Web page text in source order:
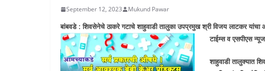
September 12, 2023 Mukund Pawar
बांबवडे : शिवसेनेचे ठाकरे गटाचे शाहुवाडी तालुका उपप्रमुख श्री विजय लाटकर यांचा आज
टाईम्स व एसपीएस
शाहुवाडी तालुक्यात